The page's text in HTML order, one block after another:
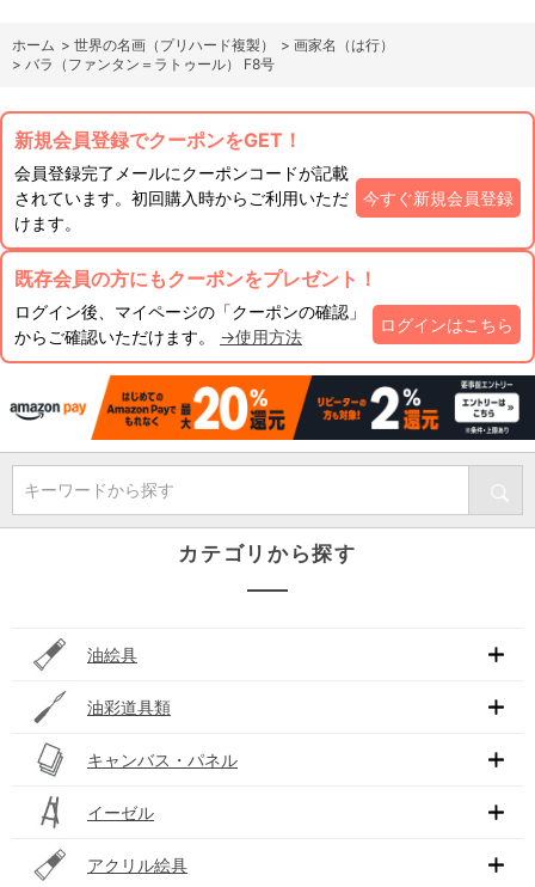
ホーム > 世界の名画（プリハード複製） > 画家名（は行）
> バラ（ファンタン＝ラトゥール） F8号
新規会員登録でクーポンをGET！
会員登録完了メールにクーポンコードが記載
されています。初回購入時からご利用いただ
けます。
今すぐ新規会員登録
既存会員の方にもクーポンをプレゼント！
ログイン後、マイページの「クーポンの確認」
からご確認いただけます。 →使用方法
ログインはこちら
キーワードから探す
カテゴリから探す
油絵具
油彩道具類
キャンバス・パネル
イーゼル
アクリル絵具